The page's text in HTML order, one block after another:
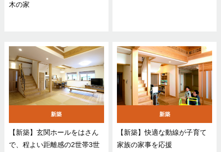
木の家
新築
【新築】玄関ホールをはさん
で、程よい距離感の2世帯3世
新築
【新築】快適な動線が子育て
家族の家事を応援